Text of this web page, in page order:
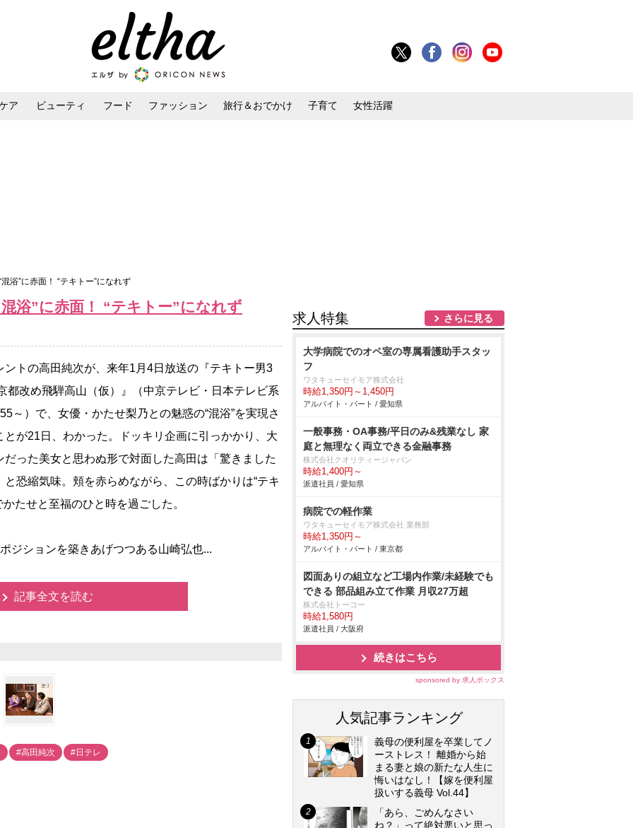
ア ビューティ フード ファッション 旅行＆おでかけ 子育て 女性活躍
浴”に赤面！ “テキトー”になれず
浴”に赤面！ “テキトー”になれず
トの高田純次が、来年1月4日放送の『テキトー男3
都改め飛騨高山（仮）』（中京テレビ・日本テレビ系
～）で、女優・かたせ梨乃との魅惑の“混浴”を実現さ
とが21日、わかった。ドッキリ企画に引っかかり、大
だった美女と思わぬ形で対面した高田は「驚きました
と恐縮気味。頬を赤らめながら、この時ばかりは“テキ
たせと至福のひと時を過ごした。
ジションを築きあげつつある山崎弘也...
記事全文を読む
#高田純次 #日テレ
求人特集 さらに見る
大学病院でのオペ室の専属看護助手スタッ
フ
ワタキューセイモア株式会社
時給1,350円～1,450円
アルバイト・パート / 愛知県
一般事務・OA事務/平日のみ&残業なし 家
庭と無理なく両立できる金融事務
株式会社クオリティージャパン
時給1,400円～
派遣社員 / 愛知県
病院での軽作業
ワタキューセイモア株式会社 業務部
時給1,350円～
アルバイト・パート / 東京都
図面ありの組立など工場内作業/未経験でも
できる 部品組み立て作業 月収27万超
株式会社トーコー
時給1,580円
派遣社員 / 大阪府
続きはこちら
sponsored by 求人ボックス
人気記事ランキング
義母の便利屋を卒業してノ
ーストレス！ 離婚から始
まる妻と娘の新たな人生に
悔いはなし！【嫁を便利屋
扱いする義母 Vol.44】
「あら、ごめんなさい
ね？」って絶対悪いと思っ